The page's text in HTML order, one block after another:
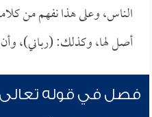
الناس، وعلى هذا نفهم من
أصل لها، وكذلك: (رباني)، وأن
فصل في قوله تعالى: